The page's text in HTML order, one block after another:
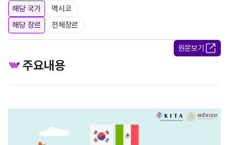
해당 국가
멕시코
해당 장르
전체장르
원문보기
주요내용